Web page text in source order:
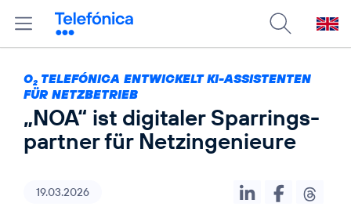
O2 TELEFÓNICA ENTWICKELT KI-ASSISTENTEN
FÜR NETZBETRIEB
„NOA“ ist digitaler Sparrings­
partner für Netzingenieure
19.03.2026